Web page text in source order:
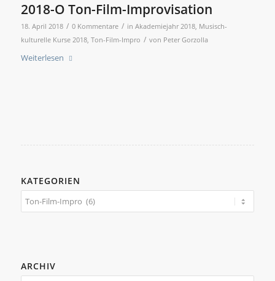
2018-O Ton-Film-Improvisation
18. April 2018 / 0 Kommentare / in Akademiejahr 2018, Musisch-
kulturelle Kurse 2018, Ton-Film-Impro / von Peter Gorzolla
Weiterlesen
KATEGORIEN
Kategorien
ARCHIV